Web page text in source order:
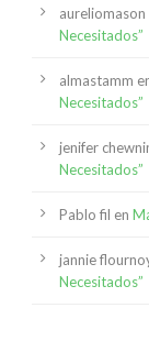
aureliomason
Necesitados”
almastamm
Necesitados”
jenifer
Necesitados”
Pablo fil en
jannie
Necesitados”